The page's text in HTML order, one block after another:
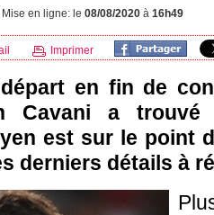
en ligne: le 08/08/2020 à 16h49
Imprimer
en fin de
Cavani a
est sur le point
derniers détails à